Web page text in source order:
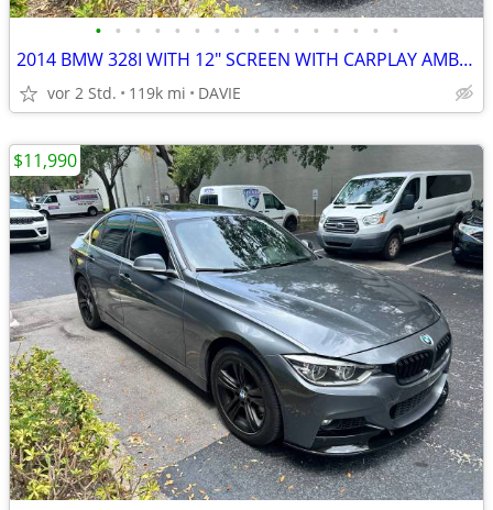
• • • • • • • • • • • • • • • •
2014 BMW 328I WITH 12" SCREEN WITH CARPLAY AMBIENT LIGHTS AND MORE !
vor 2 Std. 119k mi DAVIE
$11,990